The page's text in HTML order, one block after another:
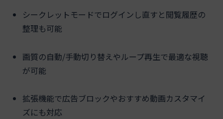
シークレットモードでログインし直すと閲覧履歴の
整理も可能
画質の自動/手動切り替えやループ再生で最適な視聴
が可能
拡張機能で広告ブロックやおすすめ動画カスタマイ
ズにも対応